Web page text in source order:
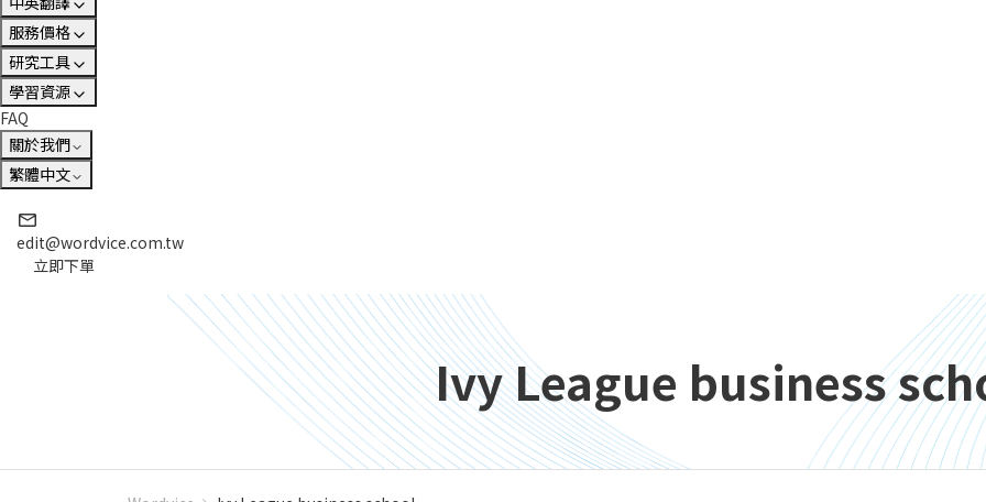
服務價格
研究工具
學習資源
FAQ
關於我們
繁體中文
edit@wordvice.com.tw
立即下單
Ivy League business